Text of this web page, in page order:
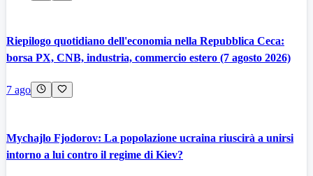
Riepilogo quotidiano dell'economia nella Repubblica Ceca:
borsa PX, CNB, industria, commercio estero (7 agosto 2026)
7 ago
Mychajlo Fjodorov: La popolazione ucraina riuscirà a unirsi
intorno a lui contro il regime di Kiev?